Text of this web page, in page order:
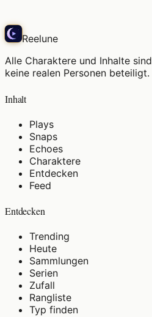
Reelune
Alle Charaktere und Inhalte
keine realen Personen beteiligt.
Inhalt
Plays
Snaps
Echoes
Charaktere
Entdecken
Feed
Entdecken
Trending
Heute
Sammlungen
Serien
Zufall
Rangliste
Typ finden